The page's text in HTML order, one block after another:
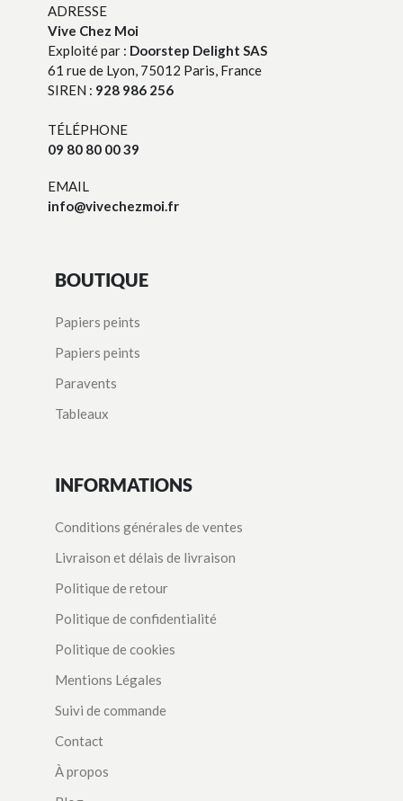
ADRESSE
Vive Chez Moi
Exploité par : Doorstep Delight SAS
61 rue de Lyon, 75012 Paris, France
SIREN : 928 986 256
TÉLÉPHONE
09 80 80 00 39
EMAIL
info@vivechezmoi.fr
BOUTIQUE
Papiers peints
Papiers peints
Paravents
Tableaux
INFORMATIONS
Conditions générales de ventes
Livraison et délais de livraison
Politique de retour
Politique de confidentialité
Politique de cookies
Mentions Légales
Suivi de commande
Contact
À propos